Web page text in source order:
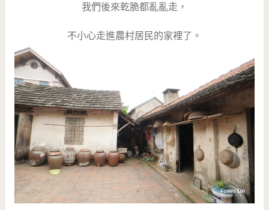
我們後來乾脆都亂亂走，
不小心走進農村居民的家裡了。